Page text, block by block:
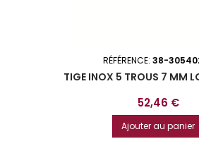
RÉFÉRENCE: 38-
TIGE INOX 5 TROUS 7 MM
Prix
52,46 €
Ajouter au panier